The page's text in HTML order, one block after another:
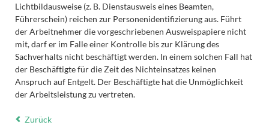
Lichtbildausweise (z. B. Dienstausweis eines Beamten,
Führerschein) reichen zur Personenidentifizierung aus. Führt
der Arbeitnehmer die vorgeschriebenen Ausweispapiere nicht
mit, darf er im Falle einer Kontrolle bis zur Klärung des
Sachverhalts nicht beschäftigt werden. In einem solchen Fall hat
der Beschäftigte für die Zeit des Nichteinsatzes keinen
Anspruch auf Entgelt. Der Beschäftigte hat die Unmöglichkeit
der Arbeitsleistung zu vertreten.
Zurück